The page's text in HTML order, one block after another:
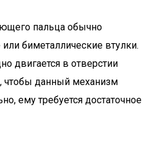
пальца обычно
биметаллические втулки.
двигается в отверстии
чтобы данный механизм
ему требуется достаточное